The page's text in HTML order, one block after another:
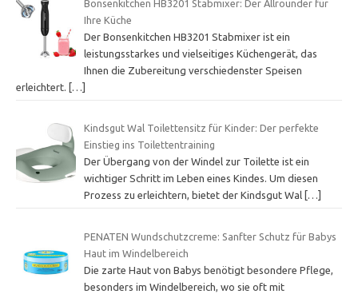
Bonsenkitchen HB3201 Stabmixer: Der Allrounder für
Ihre Küche
Der Bonsenkitchen HB3201 Stabmixer ist ein
leistungsstarkes und vielseitiges Küchengerät, das
Ihnen die Zubereitung verschiedenster Speisen
erleichtert.
[…]
Kindsgut Wal Toilettensitz für Kinder: Der perfekte
Einstieg ins Toilettentraining
Der Übergang von der Windel zur Toilette ist ein
wichtiger Schritt im Leben eines Kindes. Um diesen
Prozess zu erleichtern, bietet der Kindsgut Wal […]
PENATEN Wundschutzcreme: Sanfter Schutz für Babys
Haut im Windelbereich
Die zarte Haut von Babys benötigt besondere Pflege,
besonders im Windelbereich, wo sie oft mit